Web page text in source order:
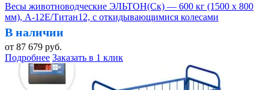
Весы животноводческие ЭЛЬТОН(Ск) — 600 кг (1500 х 800
мм), А-12Е/Титан12, с откидывающимися колесами
В наличии
от 87 679 руб.
Подробнее Заказать в 1 клик